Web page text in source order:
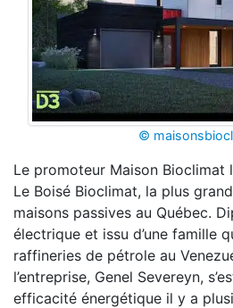
©
Le promoteur Maison Bioclimat
Le Boisé Bioclimat, la plus
maisons passives au Québec.
électrique et issu d’une famille
raffineries de pétrole au
l’entreprise, Genel Severeyn,
efficacité énergétique il y a